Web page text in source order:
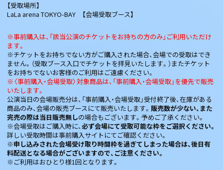
【受取場所】
LaLa arena TOKYO-BAY 【会場受取ブース】
※事前購入は、「該当公演のチケットをお持ちの方のみ」ご利用いただけ
ます。
※チケットをお持ちでない方がご購入された場合、会場での受取はでき
ません。（受取ブース入口でチケットを拝見いたします。）またチケット
をお持ちでないお客様のご利用はご遠慮ください。
※〈事前購入・会場受取〉対象商品は、「事前購入・会場受取」を優先で販売
いたします。
公演当日の会場販売分は、「事前購入・会場受取」受付終了後、在庫がある
商品のみ、会場の販売ブースにて販売いたします。 販売数が少ない、また
完売の際は当日販売無しの場合もございます。予めご了承ください。
※会場受取はご購入時に、必ず会場にて受取可能な枠をご選択ください。
詳しい受取時間は事前購入サイトにてご確認ください。
※申し込みされた会場受け取り時間枠を過ぎてしまった場合は、後日有
料配送となる場合がございますので、ご注意ください。
※ご利用はおひとり様1回となります。